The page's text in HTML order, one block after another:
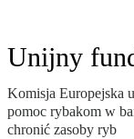
Unijny
Komisja Europejska
pomoc rybakom w
chronić zasoby ryb